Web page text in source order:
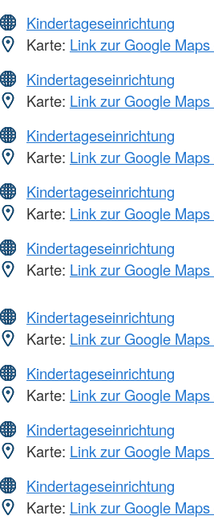
Kindertageseinrichtung
Karte: Link zur Google
Kindertageseinrichtung
Karte: Link zur Google
Kindertageseinrichtung
Karte: Link zur Google
Kindertageseinrichtung
Karte: Link zur Google
Kindertageseinrichtung
Karte: Link zur Google
Kindertageseinrichtung
Karte: Link zur Google
Kindertageseinrichtung
Karte: Link zur Google
Kindertageseinrichtung
Karte: Link zur Google
Kindertageseinrichtung
Karte: Link zur Google